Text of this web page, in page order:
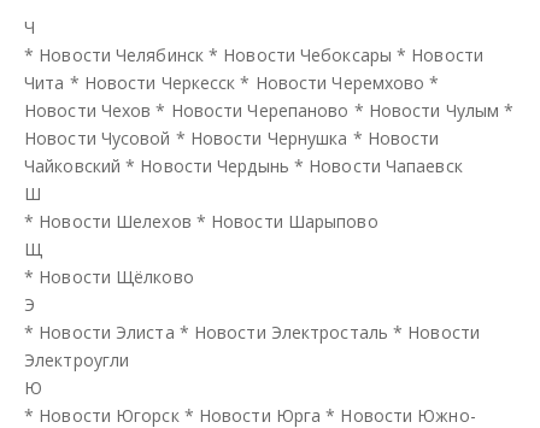
Ч
* Новости Челябинск * Новости Чебоксары * Новости
Чита * Новости Черкесск * Новости Черемхово *
Новости Чехов * Новости Черепаново * Новости Чулым *
Новости Чусовой * Новости Чернушка * Новости
Чайковский * Новости Чердынь * Новости Чапаевск
Ш
* Новости Шелехов * Новости Шарыпово
Щ
* Новости Щёлково
Э
* Новости Элиста * Новости Электросталь * Новости
Электроугли
Ю
* Новости Югорск * Новости Юрга * Новости Южно-